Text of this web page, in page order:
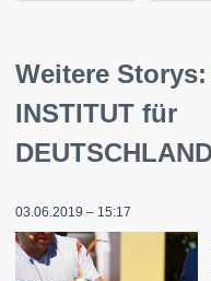
Weitere Storys:
INSTITUT für
03.06.2019 – 15:17